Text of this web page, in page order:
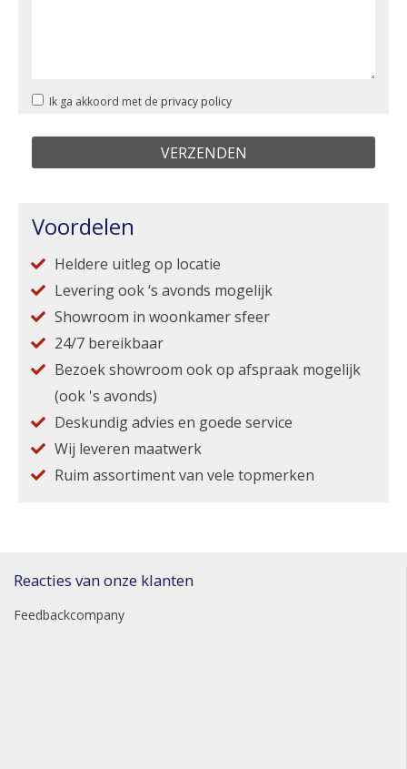
Ik ga akkoord met de privacy policy
Voordelen
Heldere uitleg op locatie
Levering ook ‘s avonds mogelijk
Showroom in woonkamer sfeer
24/7 bereikbaar
Bezoek showroom ook op afspraak mogelijk
(ook 's avonds)
Deskundig advies en goede service
Wij leveren maatwerk
Ruim assortiment van vele topmerken
Reacties van onze klanten
Feedbackcompany